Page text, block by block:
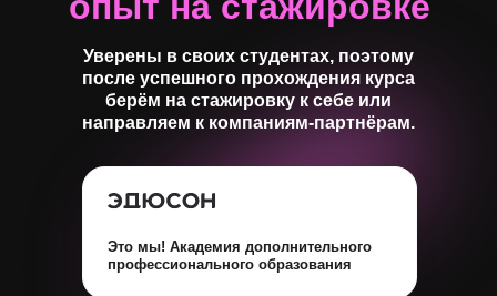
Уверены в своих студентах, поэтому
после успешного прохождения курса
берём на стажировку к себе или
направляем к компаниям-партнёрам.
Это мы! Академия дополнительного
профессионального образования